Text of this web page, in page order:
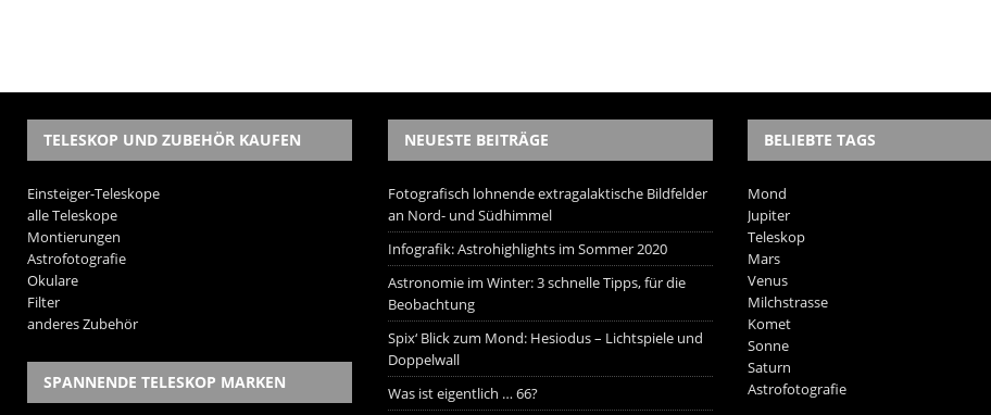
TELESKOP UND ZUBEHÖR KAUFEN
Einsteiger-Teleskope
alle Teleskope
Montierungen
Astrofotografie
Okulare
Filter
anderes Zubehör
SPANNENDE TELESKOP MARKEN
NEUESTE BEITRÄGE
Fotografisch lohnende extragalaktische Bildfelder
an Nord- und Südhimmel
Infografik: Astrohighlights im Sommer 2020
Astronomie im Winter: 3 schnelle Tipps, für die
Beobachtung
Spix‘ Blick zum Mond: Hesiodus – Lichtspiele und
Doppelwall
Was ist eigentlich … 66?
BELIEBTE TAGS
Mond
Jupiter
Teleskop
Mars
Venus
Milchstrasse
Komet
Sonne
Saturn
Astrofotografie